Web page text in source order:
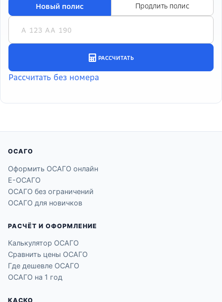
ОСАГО
Оформить ОСАГО онлайн
Е-ОСАГО
ОСАГО без ограничений
ОСАГО для новичков
РАСЧЁТ И ОФОРМЛЕНИЕ
Калькулятор ОСАГО
Сравнить цены ОСАГО
Где дешевле ОСАГО
ОСАГО на 1 год
КАСКО